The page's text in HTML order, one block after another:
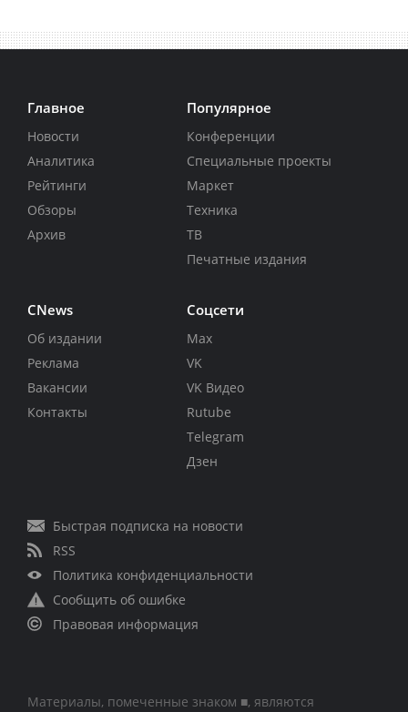
Главное
Новости
Аналитика
Рейтинги
Обзоры
Архив
Популярное
Конференции
Специальные проекты
Маркет
Техника
ТВ
Печатные издания
CNews
Об издании
Реклама
Вакансии
Контакты
Соцсети
Max
VK
VK Видео
Rutube
Telegram
Дзен
Быстрая подписка на новости
RSS
Политика конфиденциальности
Сообщить об ошибке
Правовая информация
Материалы, помеченные знаком ■, являются